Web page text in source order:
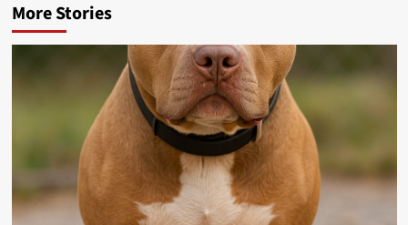
More Stories